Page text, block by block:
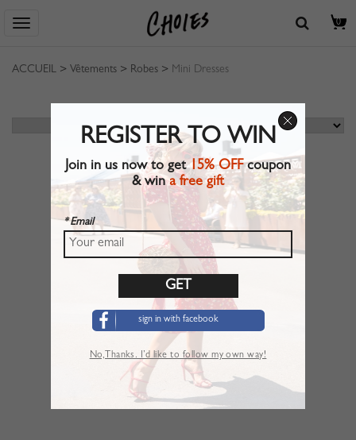
0
ACCUEIL > Vêtements > Robes > Mini Dresses
REGISTER TO WIN
Join in us now to get15% OFFcoupon
& wina free gift
* Email
sign in with facebook
No,Thanks. I’d like to follow my own way!